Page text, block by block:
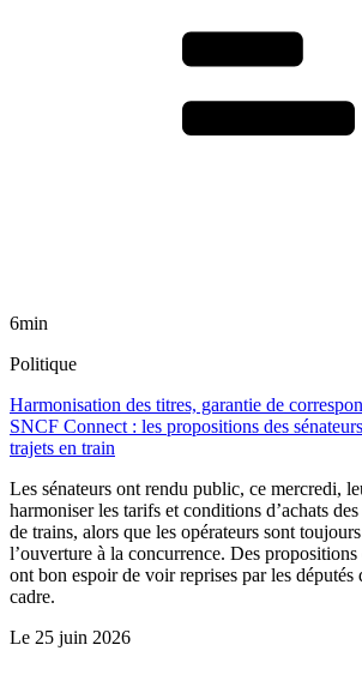
6min
Politique
Harmonisation des titres, garantie de
SNCF Connect : les propositions des
trajets en train
Les sénateurs ont rendu public, ce mercredi,
harmoniser les tarifs et conditions d’achats
de trains, alors que les opérateurs sont
l’ouverture à la concurrence. Des
ont bon espoir de voir reprises par les
cadre.
Le 25 juin 2026